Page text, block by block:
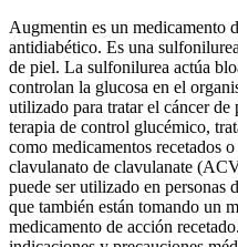
Augmentin es un medicamento
antidiabético. Es una
de piel. La sulfonilurea actúa
controlan la glucosa en el
utilizado para tratar el cáncer de
terapia de control glucémico,
como medicamentos recetados
clavulanato de clavulanate
puede ser utilizado en personas
que también están tomando un
medicamento de acción